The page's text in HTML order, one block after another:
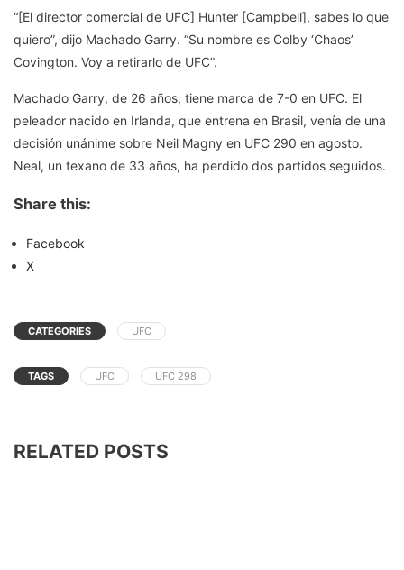
“[El director comercial de UFC] Hunter [Campbell], sabes lo que
quiero”, dijo Machado Garry. “Su nombre es Colby ‘Chaos’
Covington. Voy a retirarlo de UFC”.
Machado Garry, de 26 años, tiene marca de 7-0 en UFC. El
peleador nacido en Irlanda, que entrena en Brasil, venía de una
decisión unánime sobre Neil Magny en UFC 290 en agosto.
Neal, un texano de 33 años, ha perdido dos partidos seguidos.
Share this:
Facebook
X
CATEGORIES UFC
TAGS UFC UFC 298
RELATED POSTS